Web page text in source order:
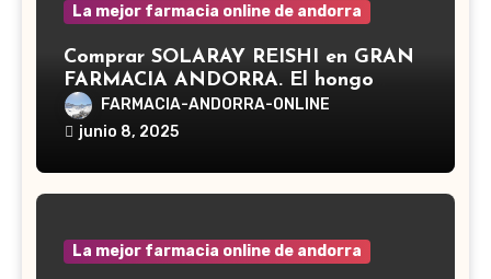
La mejor farmacia online de andorra
Comprar SOLARAY REISHI en GRAN
FARMACIA ANDORRA. El hongo
Reishi, cuyo nombre científico es
Ganoderma lucidum, es un hongo
en la medicina tradicional asiática
FARMACIA-ANDORRA-ONLINE
junio 8, 2025
La mejor farmacia online de andorra